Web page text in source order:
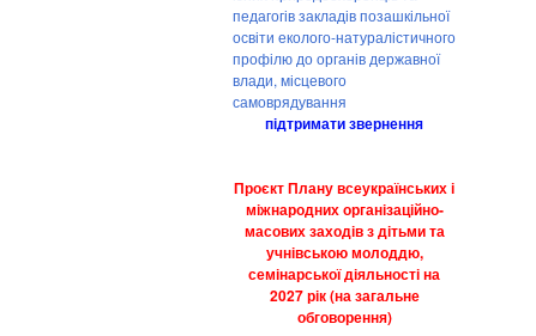
педагогів закладів позашкільної
освіти еколого-натуралістичного
профілю до органів державної
влади, місцевого
самоврядування
підтримати звернення
Проєкт Плану всеукраїнських і
міжнародних організаційно-
масових заходів з дітьми та
учнівською молоддю,
семінарської діяльності на
2027 рік (на загальне
обговорення)